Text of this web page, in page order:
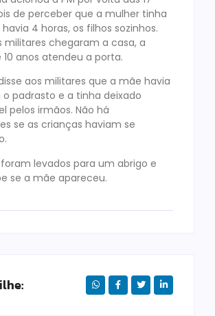
de perceber que a mulher tinha
4 horas, os filhos sozinhos.
militares chegaram a casa, a
anos atendeu a porta.
aos militares que a mãe havia
padrasto e a tinha deixado
pelos irmãos. Não há
se as crianças haviam se
levados para um abrigo e
se a mãe apareceu.